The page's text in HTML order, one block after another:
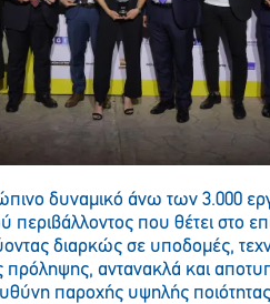
δυναμικό άνω των 3.000
που θέτει στο
διαρκώς σε υποδομές,
πρόληψης, αντανακλά και
παροχής υψηλής